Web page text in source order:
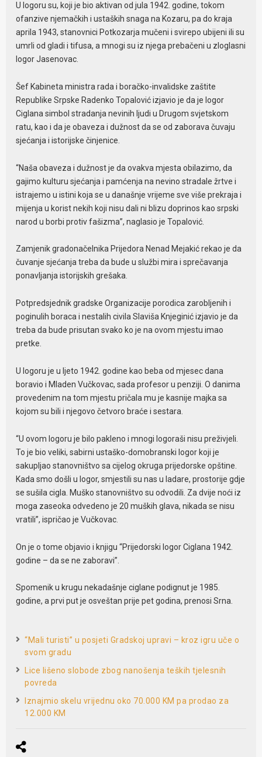
U logoru su, koji je bio aktivan od jula 1942. godine, tokom
ofanzive njemačkih i ustaških snaga na Kozaru, pa do kraja
aprila 1943, stanovnici Potkozarja mučeni i svirepo ubijeni ili su
umrli od gladi i tifusa, a mnogi su iz njega prebačeni u zloglasni
logor Jasenovac.
Šef Kabineta ministra rada i boračko-invalidske zaštite
Republike Srpske Radenko Topalović izjavio je da je logor
Ciglana simbol stradanja nevinih ljudi u Drugom svjetskom
ratu, kao i da je obaveza i dužnost da se od zaborava čuvaju
sjećanja i istorijske činjenice.
“Naša obaveza i dužnost je da ovakva mjesta obilazimo, da
gajimo kulturu sjećanja i pamćenja na nevino stradale žrtve i
istrajemo u istini koja se u današnje vrijeme sve više prekraja i
mijenja u korist nekih koji nisu dali ni blizu doprinos kao srpski
narod u borbi protiv fašizma”, naglasio je Topalović.
Zamjenik gradonačelnika Prijedora Nenad Mejakić rekao je da
čuvanje sjećanja treba da bude u službi mira i sprečavanja
ponavljanja istorijskih grešaka.
Potpredsjednik gradske Organizacije porodica zarobljenih i
poginulih boraca i nestalih civila Slaviša Knjeginić izjavio je da
treba da bude prisutan svako ko je na ovom mjestu imao
pretke.
U logoru je u ljeto 1942. godine kao beba od mjesec dana
boravio i Mladen Vučkovac, sada profesor u penziji. O danima
provedenim na tom mjestu pričala mu je kasnije majka sa
kojom su bili i njegovo četvoro braće i sestara.
“U ovom logoru je bilo pakleno i mnogi logoraši nisu preživjeli.
To je bio veliki, sabirni ustaško-domobranski logor koji je
sakupljao stanovništvo sa cijelog okruga prijedorske opštine.
Kada smo došli u logor, smjestili su nas u ladare, prostorije gdje
se sušila cigla. Muško stanovništvo su odvodili. Za dvije noći iz
moga zaseoka odvedeno je 20 muških glava, nikada se nisu
vratili”, ispričao je Vučkovac.
On je o tome objavio i knjigu “Prijedorski logor Ciglana 1942.
godine – da se ne zaboravi”.
Spomenik u krugu nekadašnje ciglane podignut je 1985.
godine, a prvi put je osveštan prije pet godina, prenosi Srna.
“Mali turisti” u posjeti Gradskoj upravi – kroz igru uče o
svom gradu
Lice lišeno slobode zbog nanošenja teških tjelesnih
povreda
Iznajmio skelu vrijednu oko 70.000 KM pa prodao za
12.000 KM